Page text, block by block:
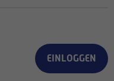
EINLOGGEN